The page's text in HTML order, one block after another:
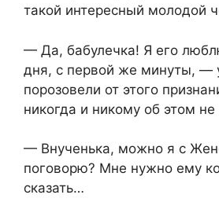
такой интересный молодой
— Да, бабулечка! Я его
дня, с первой же минуты, —
порозовели от этого
никогда и никому об этом не
— Внученька, можно я с
поговорю? Мне нужно ему
сказать…